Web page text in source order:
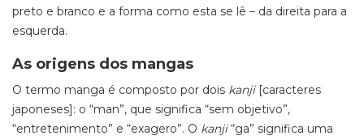
preto e branco e a forma como esta se lê – da direita para a
esquerda.
As origens dos mangas
O termo manga é composto por dois kanji [caracteres
japoneses]: o “man”, que significa “sem objetivo”,
“entretenimento” e “exagero”. O kanji“ga” significa uma